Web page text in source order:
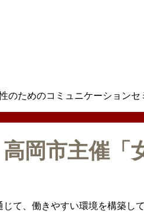
のためのコミュニケーションセ
高岡市主催
て、働きやすい環境を構築し